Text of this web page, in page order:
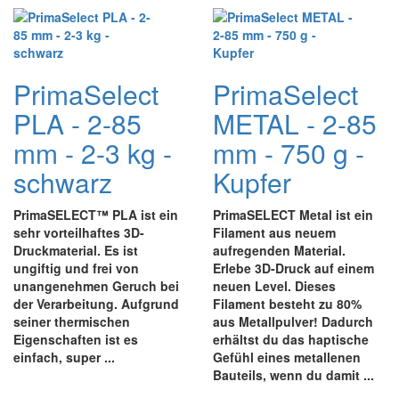
PrimaSelect
PLA - 2-85
mm - 2-3 kg -
schwarz
PrimaSELECT™ PLA ist ein
sehr vorteilhaftes 3D-
Druckmaterial. Es ist
ungiftig und frei von
unangenehmen Geruch bei
der Verarbeitung. Aufgrund
seiner thermischen
Eigenschaften ist es
einfach, super ...
PrimaSelect
METAL - 2-85
mm - 750 g -
Kupfer
PrimaSELECT Metal ist ein
Filament aus neuem
aufregenden Material.
Erlebe 3D-Druck auf einem
neuen Level. Dieses
Filament besteht zu 80%
aus Metallpulver! Dadurch
erhältst du das haptische
Gefühl eines metallenen
Bauteils, wenn du damit ...